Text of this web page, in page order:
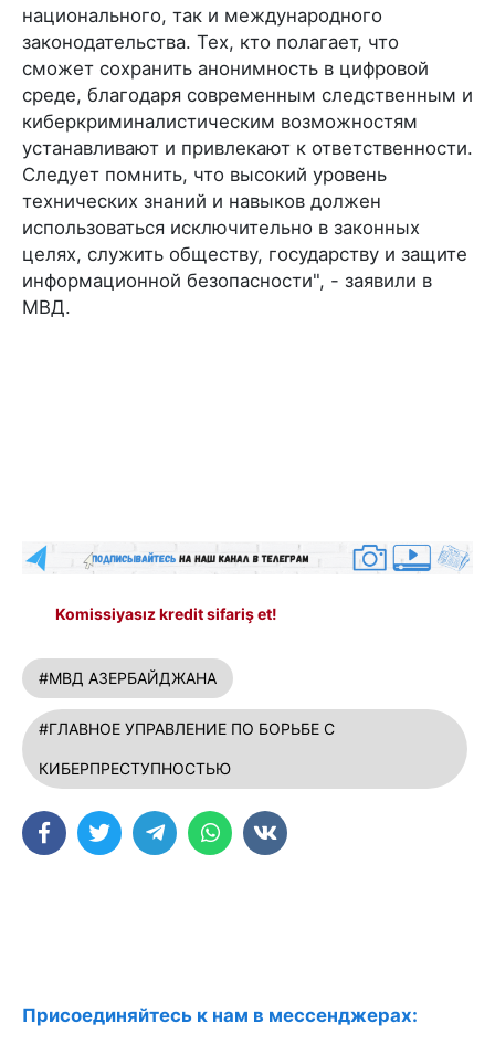
национального, так и международного
законодательства. Тех, кто полагает, что
сможет сохранить анонимность в цифровой
среде, благодаря современным следственным и
киберкриминалистическим возможностям
устанавливают и привлекают к ответственности.
Следует помнить, что высокий уровень
технических знаний и навыков должен
использоваться исключительно в законных
целях, служить обществу, государству и защите
информационной безопасности", - заявили в
МВД.
Komissiyasız kredit sifariş et!
#МВД АЗЕРБАЙДЖАНА
#ГЛАВНОЕ УПРАВЛЕНИЕ ПО БОРЬБЕ С
КИБЕРПРЕСТУПНОСТЬЮ
Присоединяйтесь к нам в мессенджерах: